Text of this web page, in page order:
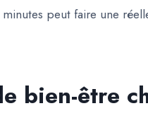
peut faire une
bien-être